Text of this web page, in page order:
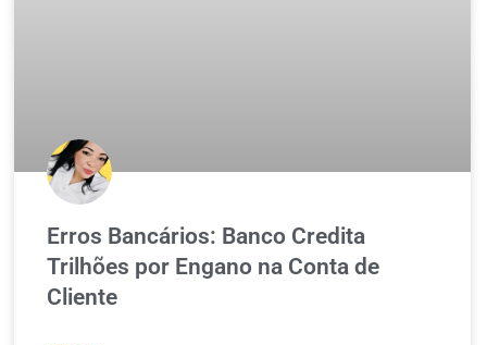
Erros Bancários: Banco Credita
Trilhões por Engano na Conta de
Cliente